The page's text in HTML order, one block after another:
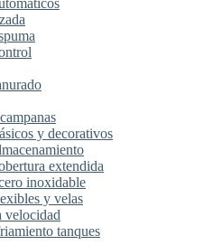
y decorativos
extendida
inoxidable
y velas
velocidad
tanques